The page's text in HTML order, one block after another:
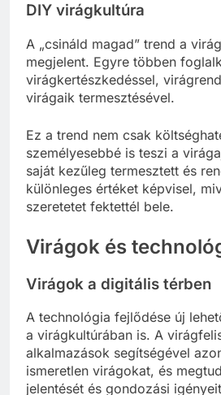
DIY virágkultúra
A „csináld magad” trend a
megjelent. Egyre többen
virágkertészkedéssel,
virágaik termesztésével.
Ez a trend nem csak
személyesebbé is teszi a
saját kezűleg termesztett és
különleges értéket képvisel,
szeretetet fektettél bele.
Virágok és
Virágok a digitális térben
A technológia fejlődése új
a virágkultúrában is. A
alkalmazások segítségével
ismeretlen virágokat, és
jelentését és gondozási